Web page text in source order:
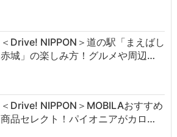
＜Drive! NIPPON＞道の駅「まえばし
赤城」の楽しみ方！グルメや周辺…
＜Drive! NIPPON＞MOBILAおすすめ
商品セレクト！パイオニアがカロ…